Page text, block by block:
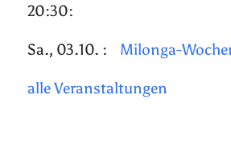
20:30:
Sa., 03.10. : Milonga-
alle Veranstaltungen